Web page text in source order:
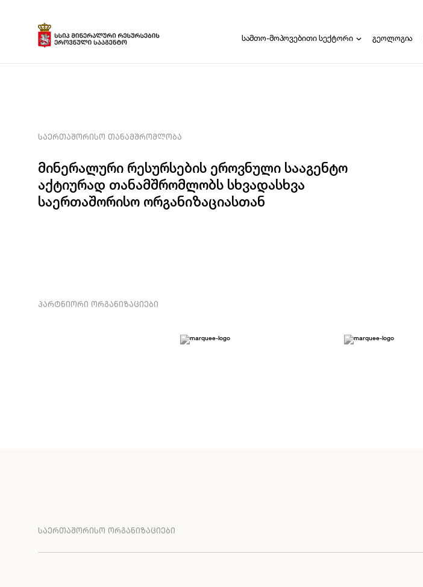
სამთო-მოპოვებითი სექტორი გეოლოგია
ᲡᲐᲔᲠᲗᲐᲨᲝᲠᲘᲡᲝ ᲗᲐᲜᲐᲛᲨᲠᲝᲛᲚᲝᲑᲐ
მინერალური რესურსების ეროვნული სააგენტო
აქტიურად თანამშრომლობს სხვადასხვა
საერთაშორისო ორგანიზაციასთან
ᲞᲐᲠᲢᲜᲘᲝᲠᲘ ᲝᲠᲒᲐᲜᲘᲖᲐᲪᲘᲔᲑᲘ
ᲡᲐᲔᲠᲗᲐᲨᲝᲠᲘᲡᲝ ᲝᲠᲒᲐᲜᲘᲖᲐᲪᲘᲔᲑᲘ